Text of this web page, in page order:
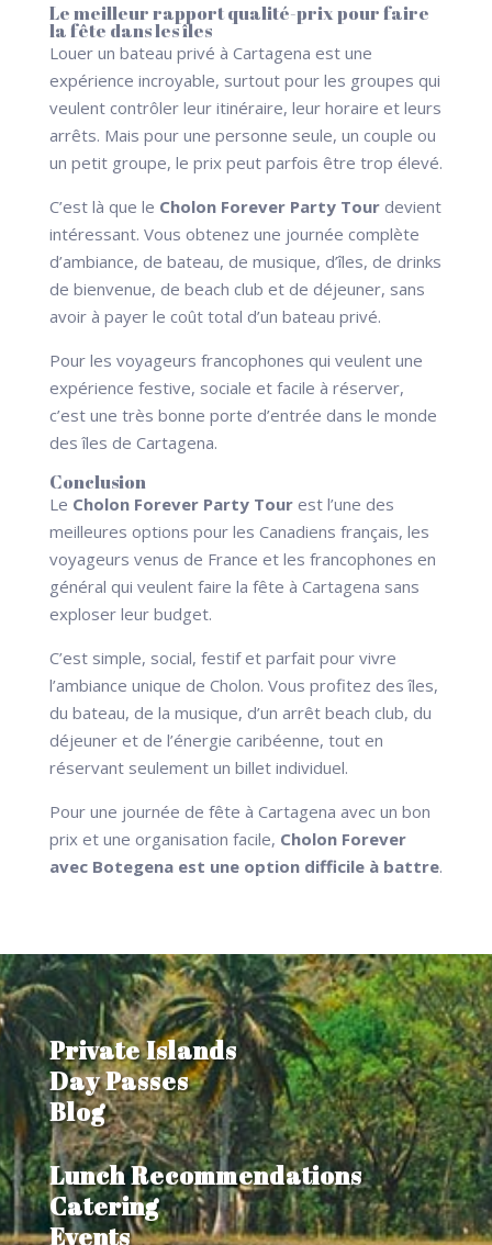
Le meilleur rapport qualité-prix pour faire
la fête dans les îles
Louer un bateau privé à Cartagena est une
expérience incroyable, surtout pour les groupes qui
veulent contrôler leur itinéraire, leur horaire et leurs
arrêts. Mais pour une personne seule, un couple ou
un petit groupe, le prix peut parfois être trop élevé.
C’est là que le Cholon Forever Party Tourdevient
intéressant. Vous obtenez une journée complète
d’ambiance, de bateau, de musique, d’îles, de drinks
de bienvenue, de beach club et de déjeuner, sans
avoir à payer le coût total d’un bateau privé.
Pour les voyageurs francophones qui veulent une
expérience festive, sociale et facile à réserver,
c’est une très bonne porte d’entrée dans le monde
des îles de Cartagena.
Conclusion
Le Cholon Forever Party Tourest l’une des
meilleures options pour les Canadiens français, les
voyageurs venus de France et les francophones en
général qui veulent faire la fête à Cartagena sans
exploser leur budget.
C’est simple, social, festif et parfait pour vivre
l’ambiance unique de Cholon. Vous profitez des îles,
du bateau, de la musique, d’un arrêt beach club, du
déjeuner et de l’énergie caribéenne, tout en
réservant seulement un billet individuel.
Pour une journée de fête à Cartagena avec un bon
prix et une organisation facile, Cholon Forever
avec Botegena est une option difficile à battre.
Private Islands
Day Passes
Blog
Lunch Recommendations
Catering
Events